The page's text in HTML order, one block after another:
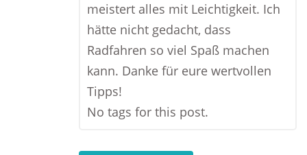
meistert alles mit Leichtigkeit. Ich
hätte nicht gedacht, dass
Radfahren so viel Spaß machen
kann. Danke für eure wertvollen
Tipps!
No tags for this post.